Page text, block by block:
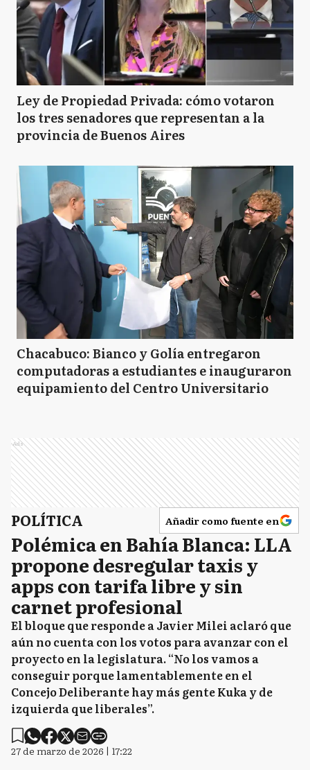
Ley de Propiedad Privada: cómo votaron
los tres senadores que representan a la
provincia de Buenos Aires
Chacabuco: Bianco y Golía entregaron
computadoras a estudiantes e inauguraron
equipamiento del Centro Universitario
Ads
POLÍTICA Añadir como fuente en
Polémica en Bahía Blanca: LLA
propone desregular taxis y
apps con tarifa libre y sin
carnet profesional
El bloque que responde a Javier Milei aclaró que
aún no cuenta con los votos para avanzar con el
proyecto en la legislatura. “No los vamos a
conseguir porque lamentablemente en el
Concejo Deliberante hay más gente Kuka y de
izquierda que liberales”.
27 de marzo de 2026 | 17:22